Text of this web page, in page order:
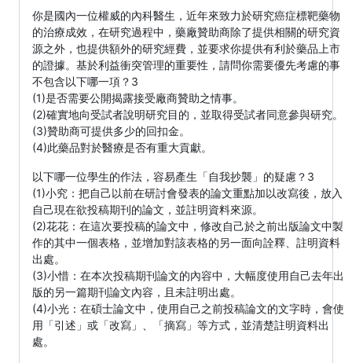
你是國內一位權威的內科醫生，近年來致力於研究癌症標靶藥物
的治療成效，在研究過程中，藥廠贊助商除了提供相關的研究資
源之外，也提供額外的研究經費，並要求你提供有利於藥品上市
的證據。基於利益衝突管理的重要性，請問你需要優先考慮的事
不包含以下哪一項？3
(1)是否需要公開揭露接受廠商贊助之情事。
(2)確實地向受試者說明研究目的，並取得受試者同意參與研究。
(3)贊助商可提供多少的回扣金。
(4)此藥品對於醫療是否有重大貢獻。
以下哪一位學生的作法，容易產生「自我抄襲」的疑慮？3
(1)小究：把自己以前在研討會發表的論文重點加以改寫後，放入
自己現在欲投稿期刊的論文，並註明資料來源。
(2)花花：在這次要投稿的論文中，修改自己於之前出版論文中製
作的其中一個表格，並增加對該表格的另一面向詮釋、註明資料
出處。
(3)小惜：在本次投稿期刊論文的內容中，大幅度使用自己去年出
版的另一篇期刊論文內容，且未註明出處。
(4)小光：在碩士論文中，使用自己之前投稿論文的文字時，會使
用「引述」或「改寫」、「摘寫」等方式，並清楚註明資料出
處。